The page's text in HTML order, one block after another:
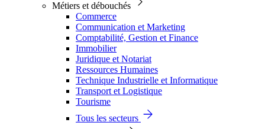
Métiers et débouchés
Commerce
Communication et Marketing
Comptabilité, Gestion et Finance
Immobilier
Juridique et Notariat
Ressources Humaines
Technique Industrielle et Informatique
Transport et Logistique
Tourisme
Tous les secteurs